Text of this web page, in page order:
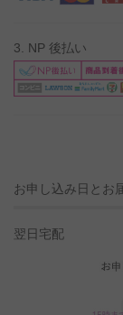
3. NP 後払い
お申し込み日とお
翌日宅配